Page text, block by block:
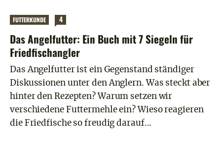
FUTTERKUNDE 4
Das Angelfutter: Ein Buch mit 7 Siegeln für
Friedfischangler
Das Angelfutter ist ein Gegenstand ständiger
Diskussionen unter den Anglern. Was steckt aber
hinter den Rezepten? Warum setzen wir
verschiedene Futtermehle ein? Wieso reagieren
die Friedfische so freudig darauf...